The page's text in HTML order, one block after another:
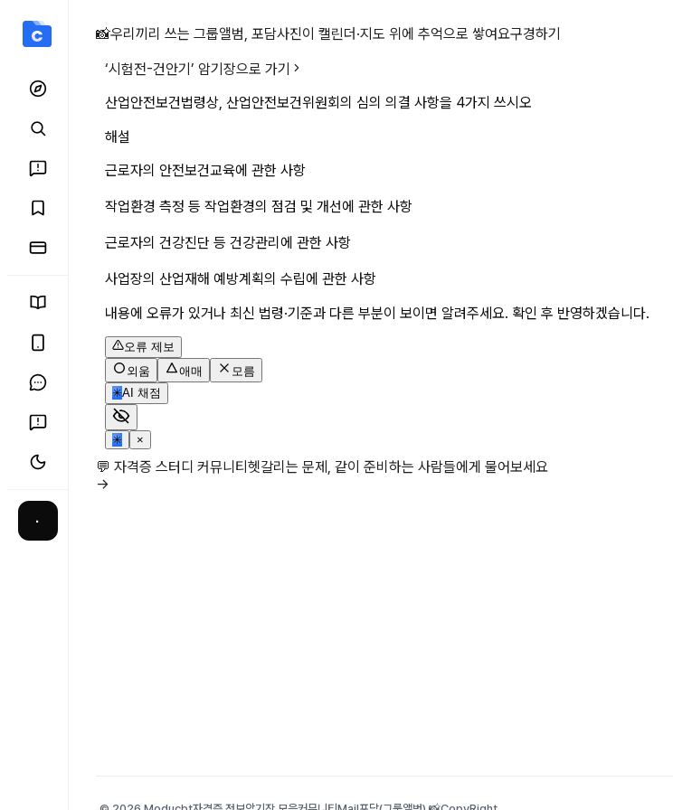
·
산업안전보건법령상, 산업안전보건위원회의 심의
📸우리끼리 쓰는 그룹앨범, 포담사진이 캘린더·지도 위에 추억으로 쌓여요구경하기
‘시험전-건안기’ 암기장으로 가기
산업안전보건법령상, 산업안전보건위원회의 심의 의결 사항을 4가지 쓰시오
해설
근로자의 안전보건교육에 관한 사항
작업환경 측정 등 작업환경의 점검 및 개선에 관한 사항
근로자의 건강진단 등 건강관리에 관한 사항
사업장의 산업재해 예방계획의 수립에 관한 사항
내용에 오류가 있거나 최신 법령·기준과 다른 부분이 보이면 알려주세요. 확인 후 반영하겠습니다.
오류 제보
외움
애매
모름
✳AI 채점
✳ ×
💬 자격증 스터디 커뮤니티헷갈리는 문제, 같이 준비하는 사람들에게 물어보세요
→